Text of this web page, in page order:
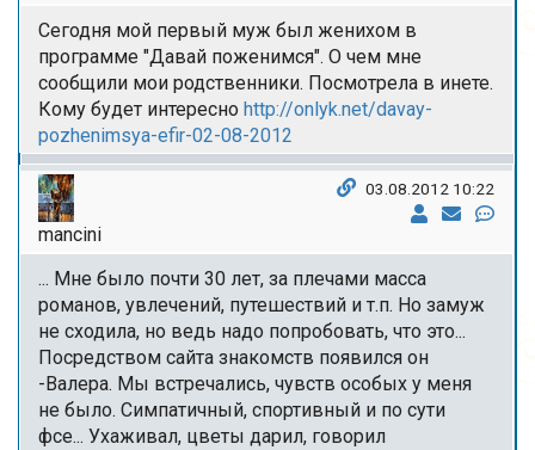
Сегодня мой первый муж был женихом в
программе "Давай поженимся". О чем мне
сообщили мои родственники. Посмотрела в инете.
Кому будет интересно http://onlyk.net/davay-
pozhenimsya-efir-02-08-2012
mancini
03.08.2012 10:22
... Мне было почти 30 лет, за плечами масса
романов, увлечений, путешествий и т.п. Но замуж
не сходила, но ведь надо попробовать, что это...
Посредством сайта знакомств появился он
-Валера. Мы встречались, чувств особых у меня
не было. Симпатичный, спортивный и по сути
фсе... Ухаживал, цветы дарил, говорил